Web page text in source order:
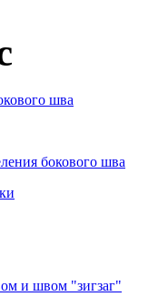
шва
бокового шва
и швом "зигзаг"